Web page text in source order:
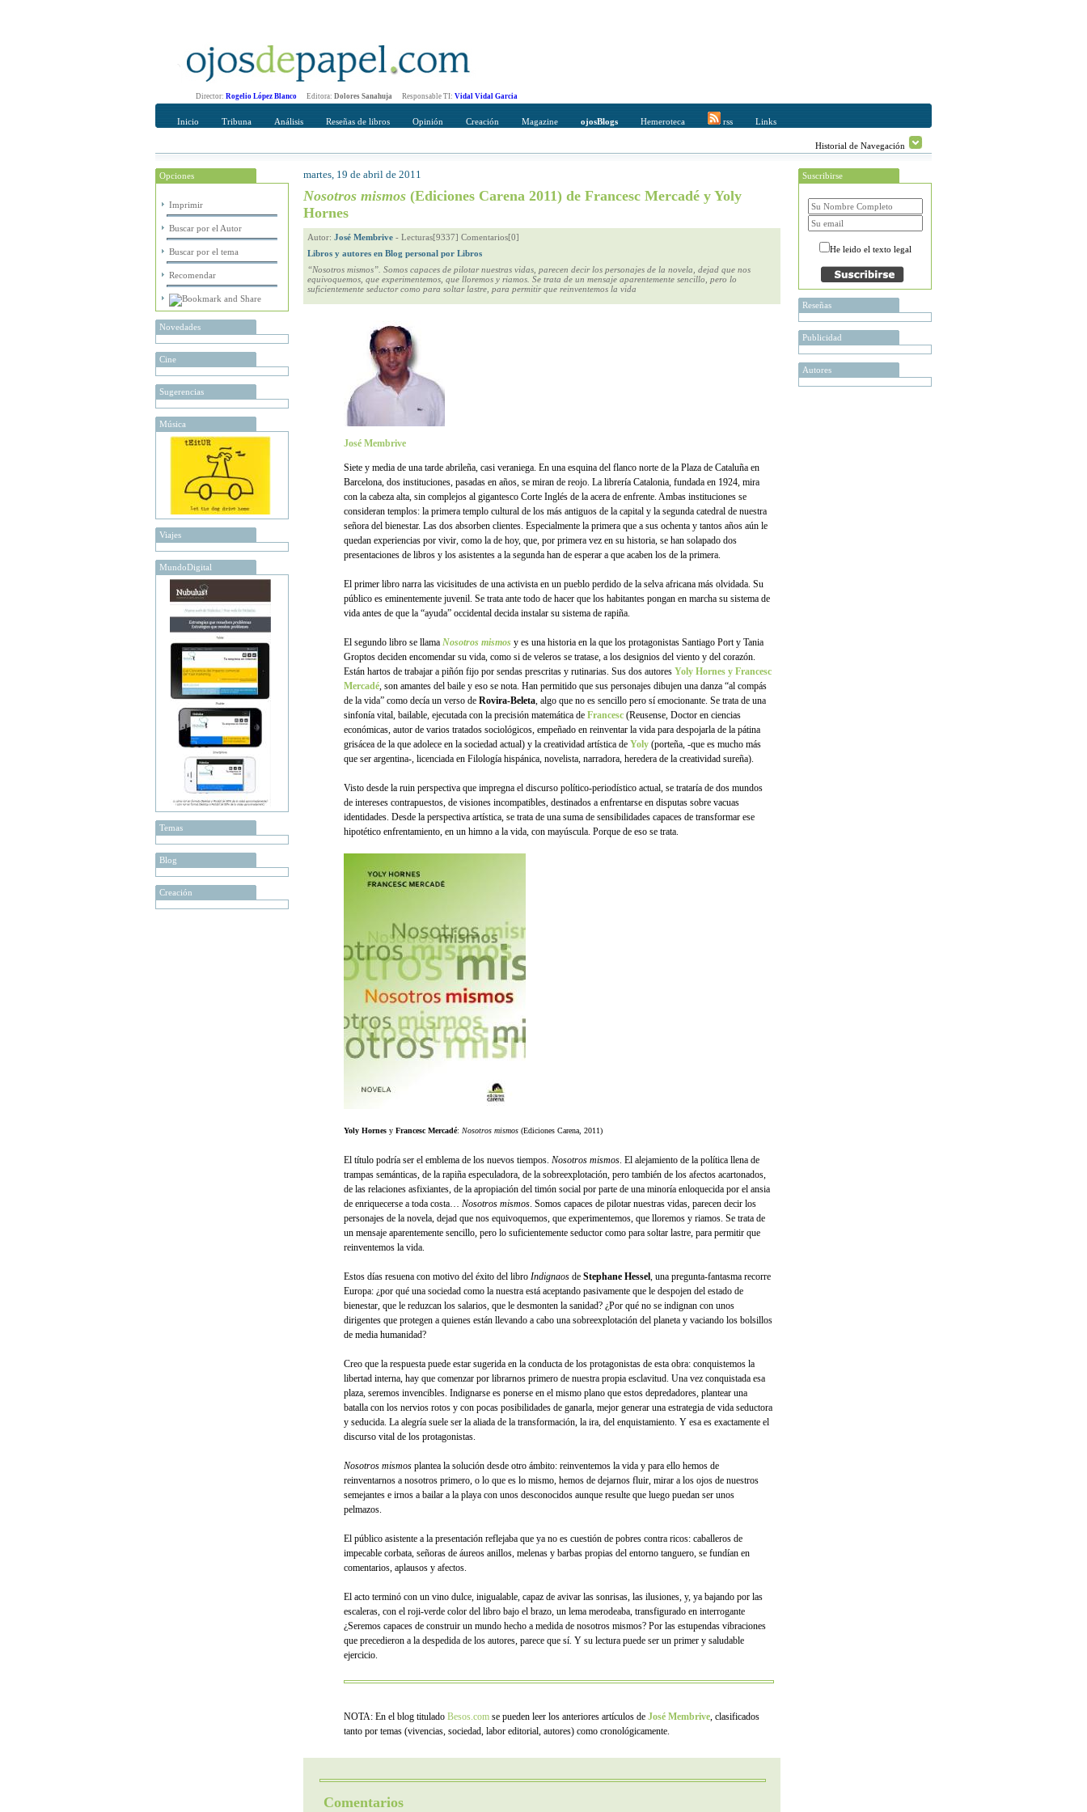
Director: Rogelio López Blanco Editora: Dolores Sanahuja Responsable TI: Vidal Vidal Garcia
Inicio Tribuna Análisis Reseñas de libros Opinión Creación Magazine ojosBlogs Hemeroteca rss Links
Historial de Navegación
Opciones
Imprimir
Buscar por el Autor
Buscar por el tema
Recomendar
Novedades
Cine
Sugerencias
Música
Viajes
MundoDigital
Temas
Blog
Creación
Recomendar
Su nombre Completo
Direccción de correo del destinatario
martes, 19 de abril de 2011
Nosotros mismos (Ediciones Carena 2011) de Francesc Mercadé y Yoly
Hornes
Autor: José Membrive - Lecturas[9337] Comentarios[0]
Libros y autores en Blog personal por Libros
“Nosotros mismos”. Somos capaces de pilotar nuestras vidas, parecen decir los personajes de la novela, dejad que nos
equivoquemos, que experimentemos, que lloremos y riamos. Se trata de un mensaje aparentemente sencillo, pero lo
suficientemente seductor como para soltar lastre, para permitir que reinventemos la vida
José Membrive
Siete y media de una tarde abrileña, casi veraniega. En una esquina del flanco norte de la Plaza de Cataluña en
Barcelona, dos instituciones, pasadas en años, se miran de reojo. La librería Catalonia, fundada en 1924, mira
con la cabeza alta, sin complejos al gigantesco Corte Inglés de la acera de enfrente. Ambas instituciones se
consideran templos: la primera templo cultural de los más antiguos de la capital y la segunda catedral de nuestra
señora del bienestar. Las dos absorben clientes. Especialmente la primera que a sus ochenta y tantos años aún le
quedan experiencias por vivir, como la de hoy, que, por primera vez en su historia, se han solapado dos
presentaciones de libros y los asistentes a la segunda han de esperar a que acaben los de la primera.
El primer libro narra las vicisitudes de una activista en un pueblo perdido de la selva africana más olvidada. Su
público es eminentemente juvenil. Se trata ante todo de hacer que los habitantes pongan en marcha su sistema de
vida antes de que la “ayuda” occidental decida instalar su sistema de rapiña.
El segundo libro se llama Nosotros mismos y es una historia en la que los protagonistas Santiago Port y Tania
Groptos deciden encomendar su vida, como si de veleros se tratase, a los designios del viento y del corazón.
Están hartos de trabajar a piñón fijo por sendas prescritas y rutinarias. Sus dos autores Yoly Hornes y Francesc
Mercadé, son amantes del baile y eso se nota. Han permitido que sus personajes dibujen una danza “al compás
de la vida” como decía un verso de Rovira-Beleta, algo que no es sencillo pero sí emocionante. Se trata de una
sinfonía vital, bailable, ejecutada con la precisión matemática de Francesc (Reusense, Doctor en ciencias
económicas, autor de varios tratados sociológicos, empeñado en reinventar la vida para despojarla de la pátina
grisácea de la que adolece en la sociedad actual) y la creatividad artística de Yoly (porteña, -que es mucho más
que ser argentina-, licenciada en Filología hispánica, novelista, narradora, heredera de la creatividad sureña).
Visto desde la ruin perspectiva que impregna el discurso político-periodístico actual, se trataría de dos mundos
de intereses contrapuestos, de visiones incompatibles, destinados a enfrentarse en disputas sobre vacuas
identidades. Desde la perspectiva artística, se trata de una suma de sensibilidades capaces de transformar ese
hipotético enfrentamiento, en un himno a la vida, con mayúscula. Porque de eso se trata.
Yoly Hornes y Francesc Mercadé: Nosotros mismos (Ediciones Carena, 2011)
El título podría ser el emblema de los nuevos tiempos. Nosotros mismos. El alejamiento de la política llena de
trampas semánticas, de la rapiña especuladora, de la sobreexplotación, pero también de los afectos acartonados,
de las relaciones asfixiantes, de la apropiación del timón social por parte de una minoría enloquecida por el ansia
de enriquecerse a toda costa… Nosotros mismos. Somos capaces de pilotar nuestras vidas, parecen decir los
personajes de la novela, dejad que nos equivoquemos, que experimentemos, que lloremos y riamos. Se trata de
un mensaje aparentemente sencillo, pero lo suficientemente seductor como para soltar lastre, para permitir que
reinventemos la vida.
Estos días resuena con motivo del éxito del libro Indignaos de Stephane Hessel, una pregunta-fantasma recorre
Europa: ¿por qué una sociedad como la nuestra está aceptando pasivamente que le despojen del estado de
bienestar, que le reduzcan los salarios, que le desmonten la sanidad? ¿Por qué no se indignan con unos
dirigentes que protegen a quienes están llevando a cabo una sobreexplotación del planeta y vaciando los bolsillos
de media humanidad?
Creo que la respuesta puede estar sugerida en la conducta de los protagonistas de esta obra: conquistemos la
libertad interna, hay que comenzar por librarnos primero de nuestra propia esclavitud. Una vez conquistada esa
plaza, seremos invencibles. Indignarse es ponerse en el mismo plano que estos depredadores, plantear una
batalla con los nervios rotos y con pocas posibilidades de ganarla, mejor generar una estrategia de vida seductora
y seducida. La alegría suele ser la aliada de la transformación, la ira, del enquistamiento. Y esa es exactamente el
discurso vital de los protagonistas.
Nosotros mismos plantea la solución desde otro ámbito: reinventemos la vida y para ello hemos de
reinventarnos a nosotros primero, o lo que es lo mismo, hemos de dejarnos fluir, mirar a los ojos de nuestros
semejantes e irnos a bailar a la playa con unos desconocidos aunque resulte que luego puedan ser unos
pelmazos.
El público asistente a la presentación reflejaba que ya no es cuestión de pobres contra ricos: caballeros de
impecable corbata, señoras de áureos anillos, melenas y barbas propias del entorno tanguero, se fundían en
comentarios, aplausos y afectos.
El acto terminó con un vino dulce, inigualable, capaz de avivar las sonrisas, las ilusiones, y, ya bajando por las
escaleras, con el roji-verde color del libro bajo el brazo, un lema merodeaba, transfigurado en interrogante
¿Seremos capaces de construir un mundo hecho a medida de nosotros mismos? Por las estupendas vibraciones
que precedieron a la despedida de los autores, parece que sí. Y su lectura puede ser un primer y saludable
ejercicio.
NOTA: En el blog titulado Besos.com se pueden leer los anteriores artículos de José Membrive, clasificados
tanto por temas (vivencias, sociedad, labor editorial, autores) como cronológicamente.
Comentarios
Suscribirse
He leido el texto legal
Reseñas
Publicidad
Autores